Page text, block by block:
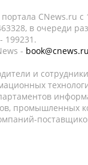
CNews.ru c
в очереди
199231.
- book@cnews.ru
и
промышленных